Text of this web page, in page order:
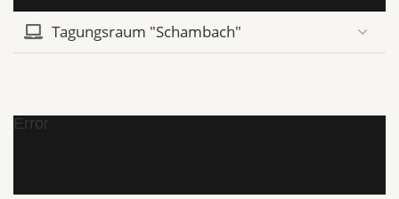
Tagungsraum "Schambach"
Error